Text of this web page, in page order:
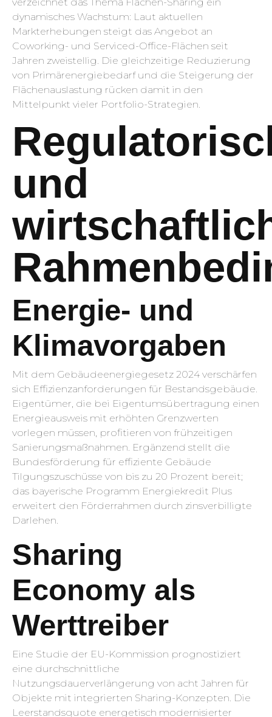
dynamisches Wachstum: Laut aktuellen
Markterhebungen steigt das Angebot an
Coworking- und Serviced-Office-Flächen seit
Jahren zweistellig. Die gleichzeitige Reduzierung
von Primärenergiebedarf und die Steigerung der
Flächenauslastung rücken damit in den
Mittelpunkt vieler Portfolio-Strategien.
und
Energie- und
Klimavorgaben
Mit dem Gebäudeenergiegesetz 2024 verschärfen
sich Effizienzanforderungen für Bestandsgebäude.
Eigentümer, die bei Eigentumsübertragung einen
Energieausweis mit erhöhten Grenzwerten
vorlegen müssen, profitieren von frühzeitigen
Sanierungsmaßnahmen. Ergänzend stellt die
Bundesförderung für effiziente Gebäude
Tilgungszuschüsse von bis zu 20 Prozent bereit;
das bayerische Programm Energiekredit Plus
erweitert den Förderrahmen durch zinsverbilligte
Darlehen.
Sharing
Economy als
Werttreiber
Eine Studie der EU-Kommission prognostiziert
eine durchschnittliche
Nutzungsdauerverlängerung von acht Jahren für
Objekte mit integrierten Sharing-Konzepten. Die
Leerstandsquote energetisch modernisierter